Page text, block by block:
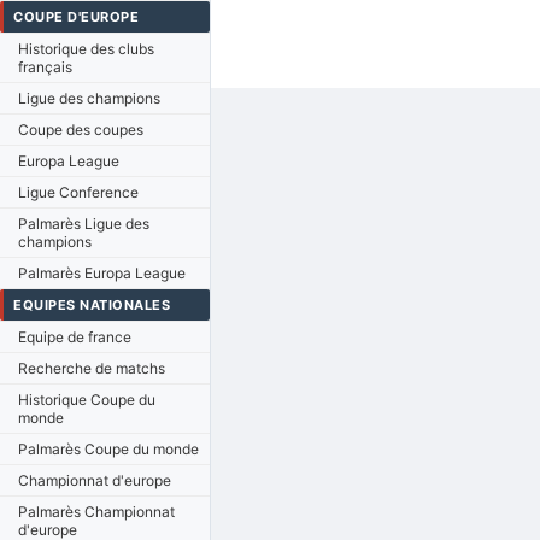
COUPE D'EUROPE
Historique des clubs
français
Ligue des champions
Coupe des coupes
Europa League
Ligue Conference
Palmarès Ligue des
champions
Palmarès Europa League
EQUIPES NATIONALES
Equipe de france
Recherche de matchs
Historique Coupe du
monde
Palmarès Coupe du monde
Championnat d'europe
Palmarès Championnat
d'europe